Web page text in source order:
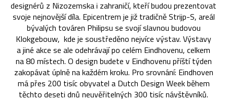
designérů z Nizozemska i zahraničí, kteří budou prezentovat
svoje nejnovější díla. Epicentrem je již tradičně Strijp-S, areál
bývalých továren Philipsu se svojí slavnou budovou
Klokgebouw, kde je soustředěno nejvíce výstav. Výstavy
a jiné akce se ale odehrávají po celém Eindhovenu, celkem
na 80 místech. O design budete v Eindhovenu příští týden
zakopávat úplně na každém kroku. Pro srovnání: Eindhoven
má přes 200 tisíc obyvatel a Dutch Design Week během
těchto deseti dnů neuvěřitelných 300 tisíc návštěvníků.